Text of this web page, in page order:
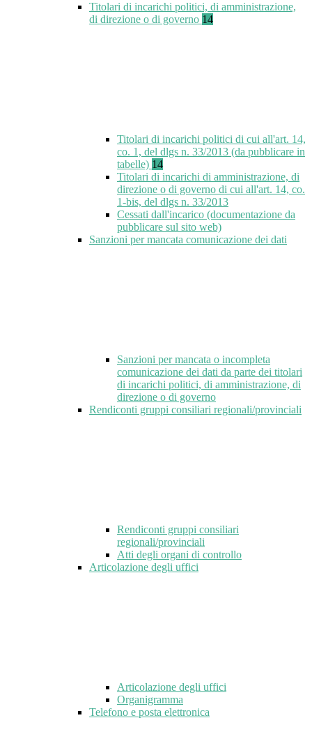
Titolari di incarichi politici, di amministrazione,
di direzione o di governo 14
Titolari di incarichi politici di cui all'art. 14,
co. 1, del dlgs n. 33/2013 (da pubblicare in
tabelle) 14
Titolari di incarichi di amministrazione, di
direzione o di governo di cui all'art. 14, co.
1-bis, del dlgs n. 33/2013
Cessati dall'incarico (documentazione da
pubblicare sul sito web)
Sanzioni per mancata comunicazione dei dati
Sanzioni per mancata o incompleta
comunicazione dei dati da parte dei titolari
di incarichi politici, di amministrazione, di
direzione o di governo
Rendiconti gruppi consiliari regionali/provinciali
Rendiconti gruppi consiliari
regionali/provinciali
Atti degli organi di controllo
Articolazione degli uffici
Articolazione degli uffici
Organigramma
Telefono e posta elettronica